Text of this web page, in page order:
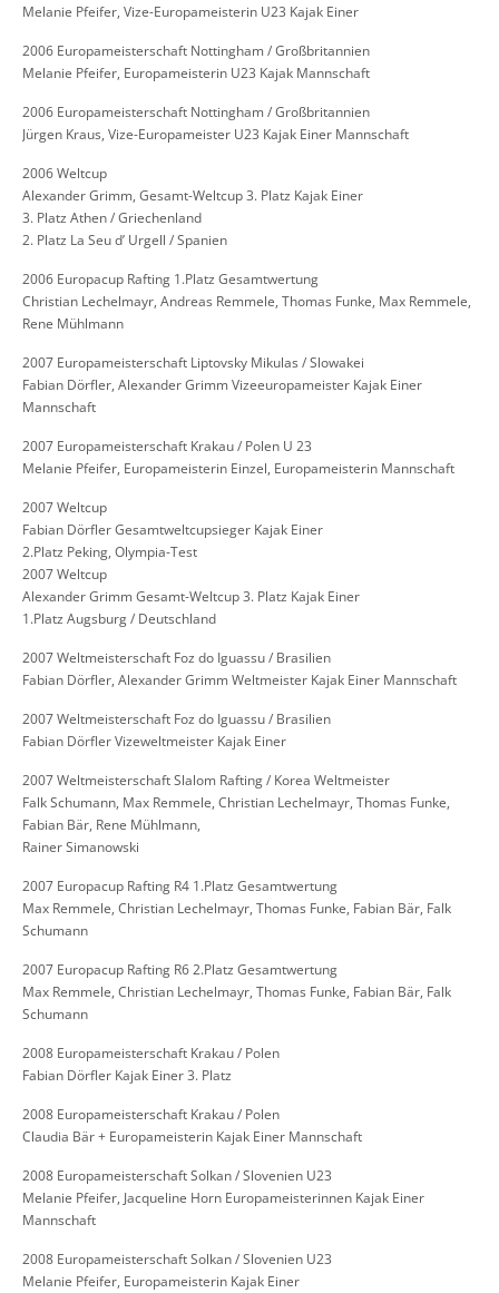
Melanie Pfeifer, Vize-Europameisterin U23 Kajak Einer
2006 Europameisterschaft Nottingham / Großbritannien
Melanie Pfeifer, Europameisterin U23 Kajak Mannschaft
2006 Europameisterschaft Nottingham / Großbritannien
Jürgen Kraus, Vize-Europameister U23 Kajak Einer Mannschaft
2006 Weltcup
Alexander Grimm, Gesamt-Weltcup 3. Platz Kajak Einer
3. Platz Athen / Griechenland
2. Platz La Seu d’ Urgell / Spanien
2006 Europacup Rafting 1.Platz Gesamtwertung
Christian Lechelmayr, Andreas Remmele, Thomas Funke, Max Remmele,
Rene Mühlmann
2007 Europameisterschaft Liptovsky Mikulas / Slowakei
Fabian Dörfler, Alexander Grimm Vizeeuropameister Kajak Einer
Mannschaft
2007 Europameisterschaft Krakau / Polen U 23
Melanie Pfeifer, Europameisterin Einzel, Europameisterin Mannschaft
2007 Weltcup
Fabian Dörfler Gesamtweltcupsieger Kajak Einer
2.Platz Peking, Olympia-Test
2007 Weltcup
Alexander Grimm Gesamt-Weltcup 3. Platz Kajak Einer
1.Platz Augsburg / Deutschland
2007 Weltmeisterschaft Foz do Iguassu / Brasilien
Fabian Dörfler, Alexander Grimm Weltmeister Kajak Einer Mannschaft
2007 Weltmeisterschaft Foz do Iguassu / Brasilien
Fabian Dörfler Vizeweltmeister Kajak Einer
2007 Weltmeisterschaft Slalom Rafting / Korea Weltmeister
Falk Schumann, Max Remmele, Christian Lechelmayr, Thomas Funke,
Fabian Bär, Rene Mühlmann,
Rainer Simanowski
2007 Europacup Rafting R4 1.Platz Gesamtwertung
Max Remmele, Christian Lechelmayr, Thomas Funke, Fabian Bär, Falk
Schumann
2007 Europacup Rafting R6 2.Platz Gesamtwertung
Max Remmele, Christian Lechelmayr, Thomas Funke, Fabian Bär, Falk
Schumann
2008 Europameisterschaft Krakau / Polen
Fabian Dörfler Kajak Einer 3. Platz
2008 Europameisterschaft Krakau / Polen
Claudia Bär + Europameisterin Kajak Einer Mannschaft
2008 Europameisterschaft Solkan / Slovenien U23
Melanie Pfeifer, Jacqueline Horn Europameisterinnen Kajak Einer
Mannschaft
2008 Europameisterschaft Solkan / Slovenien U23
Melanie Pfeifer, Europameisterin Kajak Einer